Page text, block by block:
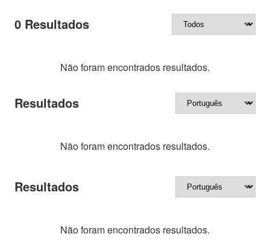
0 Resultados
Não foram encontrados resultados.
Resultados
Não foram encontrados resultados.
Resultados
Não foram encontrados resultados.